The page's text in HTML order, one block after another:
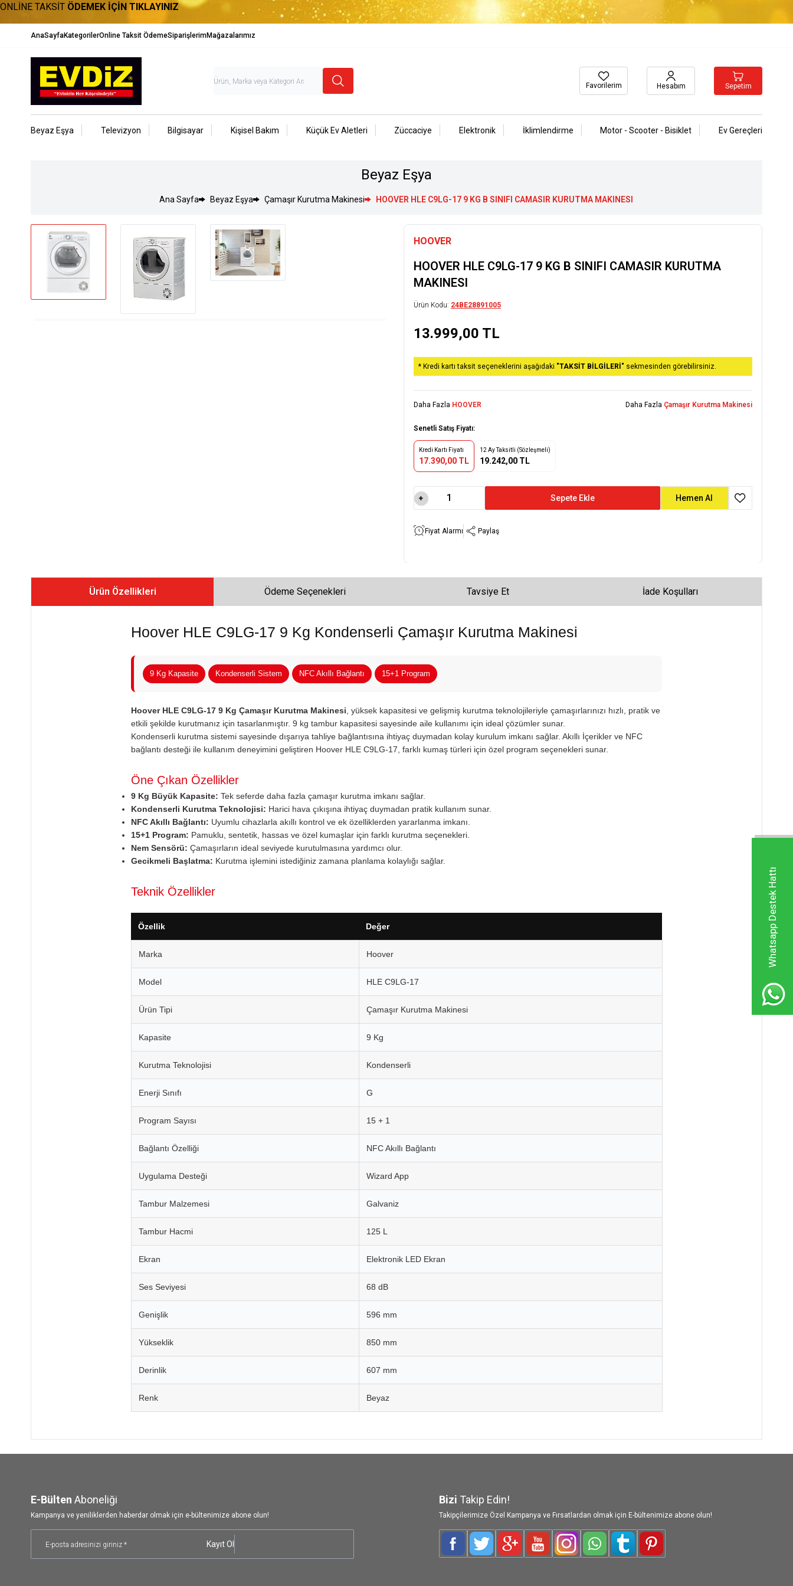
Whatsapp Destek Hattı
ONLİNE TAKSİT ÖDEMEK İÇİN TIKLAYINIZ
AnaSayfaKategorilerOnline Taksit ÖdemeSiparişlerimMağazalarımız
Favorilerim Hesabım Sepetim
Beyaz Eşya Televizyon Bilgisayar Kişisel Bakım Küçük Ev Aletleri Züccaciye Elektronik İklimlendirme Motor - Scooter - Bisiklet Ev Gereçleri
Beyaz Eşya
Ana Sayfa Beyaz Eşya Çamaşır Kurutma Makinesi HOOVER HLE C9LG-17 9 KG B SINIFI CAMASIR KURUTMA MAKINESI
HOOVER
HOOVER HLE C9LG-17 9 KG B SINIFI CAMASIR KURUTMA
MAKINESI
Ürün Kodu: 24BE28891005
13.999,00 TL
* Kredi kartı taksit seçeneklerini aşağıdaki "TAKSİT BİLGİLERİ" sekmesinden görebilirsiniz.
Daha Fazla HOOVER Daha Fazla Çamaşır Kurutma Makinesi
Senetli Satış Fiyatı:
Kredi Kartı Fiyatı
17.390,00 TL
12 Ay Taksitli (Sözleşmeli)
19.242,00 TL
Sepete Ekle Hemen Al Favoriye Ekle
Fiyat Alarmı Paylaş
Ürün Özellikleri Ödeme Seçenekleri Tavsiye Et İade Koşulları
Hoover HLE C9LG-17 9 Kg Kondenserli Çamaşır Kurutma Makinesi
9 Kg Kapasite Kondenserli Sistem NFC Akıllı Bağlantı 15+1 Program
Hoover HLE C9LG-17 9 Kg Çamaşır Kurutma Makinesi , yüksek kapasitesi ve gelişmiş kurutma teknolojileriyle çamaşırlarınızı hızlı, pratik ve
etkili şekilde kurutmanız için tasarlanmıştır. 9 kg tambur kapasitesi sayesinde aile kullanımı için ideal çözümler sunar.
Kondenserli kurutma sistemi sayesinde dışarıya tahliye bağlantısına ihtiyaç duymadan kolay kurulum imkanı sağlar. Akıllı İçerikler ve NFC
bağlantı desteği ile kullanım deneyimini geliştiren Hoover HLE C9LG-17, farklı kumaş türleri için özel program seçenekleri sunar.
Öne Çıkan Özellikler
9 Kg Büyük Kapasite: Tek seferde daha fazla çamaşır kurutma imkanı sağlar.
Kondenserli Kurutma Teknolojisi: Harici hava çıkışına ihtiyaç duymadan pratik kullanım sunar.
NFC Akıllı Bağlantı: Uyumlu cihazlarla akıllı kontrol ve ek özelliklerden yararlanma imkanı.
15+1 Program: Pamuklu, sentetik, hassas ve özel kumaşlar için farklı kurutma seçenekleri.
Nem Sensörü: Çamaşırların ideal seviyede kurutulmasına yardımcı olur.
Gecikmeli Başlatma: Kurutma işlemini istediğiniz zamana planlama kolaylığı sağlar.
Teknik Özellikler
Özellik Değer
Marka Hoover
Model HLE C9LG-17
Ürün Tipi Çamaşır Kurutma Makinesi
Kapasite 9 Kg
Kurutma Teknolojisi Kondenserli
Enerji Sınıfı G
Program Sayısı 15 + 1
Bağlantı Özelliği NFC Akıllı Bağlantı
Uygulama Desteği Wizard App
Tambur Malzemesi Galvaniz
Tambur Hacmi 125 L
Ekran Elektronik LED Ekran
Ses Seviyesi 68 dB
Genişlik 596 mm
Yükseklik 850 mm
Derinlik 607 mm
Renk Beyaz
E-Bülten Aboneliği
Kampanya ve yeniliklerden haberdar olmak için e-bültenimize abone olun!
Kayıt Ol
Bizi Takip Edin!
Takipçilerimize Özel Kampanya ve Fırsatlardan olmak için E-bültenimize abone olun!
FacebookTwitterGoogle-PlusYoutubeInstagramWhatsAppTumblrPinterest